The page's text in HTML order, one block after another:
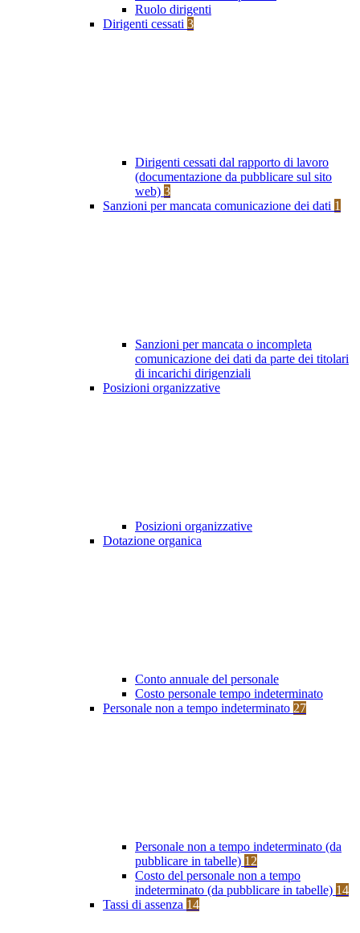
Ruolo dirigenti
Dirigenti cessati 3
Dirigenti cessati dal rapporto di lavoro
(documentazione da pubblicare sul sito
web) 3
Sanzioni per mancata comunicazione dei dati 1
Sanzioni per mancata o incompleta
comunicazione dei dati da parte dei titolari
di incarichi dirigenziali
Posizioni organizzative
Posizioni organizzative
Dotazione organica
Conto annuale del personale
Costo personale tempo indeterminato
Personale non a tempo indeterminato 27
Personale non a tempo indeterminato (da
pubblicare in tabelle) 12
Costo del personale non a tempo
indeterminato (da pubblicare in tabelle) 14
Tassi di assenza 14